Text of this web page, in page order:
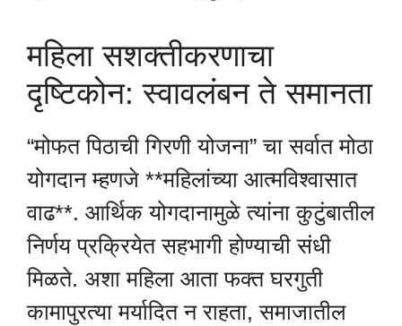
महिला सशक्तीकरणाचा
दृष्टिकोन: स्वावलंबन ते समानता
“मोफत पिठाची गिरणी योजना” चा सर्वात मोठा
योगदान म्हणजे **महिलांच्या आत्मविश्वासात
वाढ**. आर्थिक योगदानामुळे त्यांना कुटुंबातील
निर्णय प्रक्रियेत सहभागी होण्याची संधी
मिळते. अशा महिला आता फक्त घरगुती
कामापुरत्या मर्यादित न राहता, समाजातील